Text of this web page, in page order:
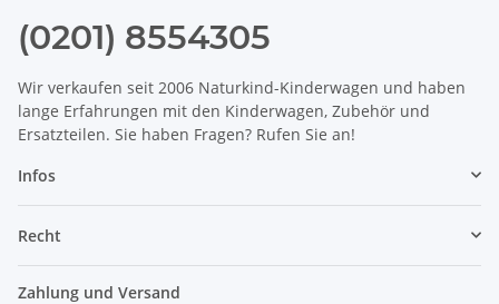
(0201) 8554305
Wir verkaufen seit 2006 Naturkind-Kinderwagen und haben
lange Erfahrungen mit den Kinderwagen, Zubehör und
Ersatzteilen. Sie haben Fragen? Rufen Sie an!
Infos
Recht
Zahlung und Versand